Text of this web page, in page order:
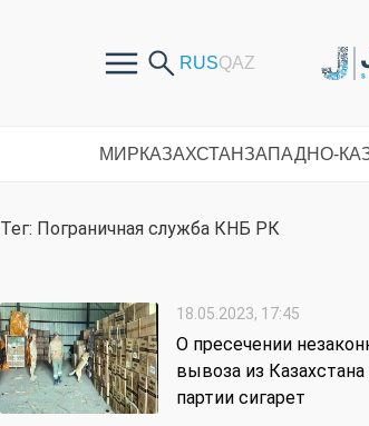
МИРКАЗАХСТАНЗАПАДНО-
Тег: Пограничная служба КНБ РК
18.05.2023, 17:45
О пресечении
вывоза из
партии сигарет